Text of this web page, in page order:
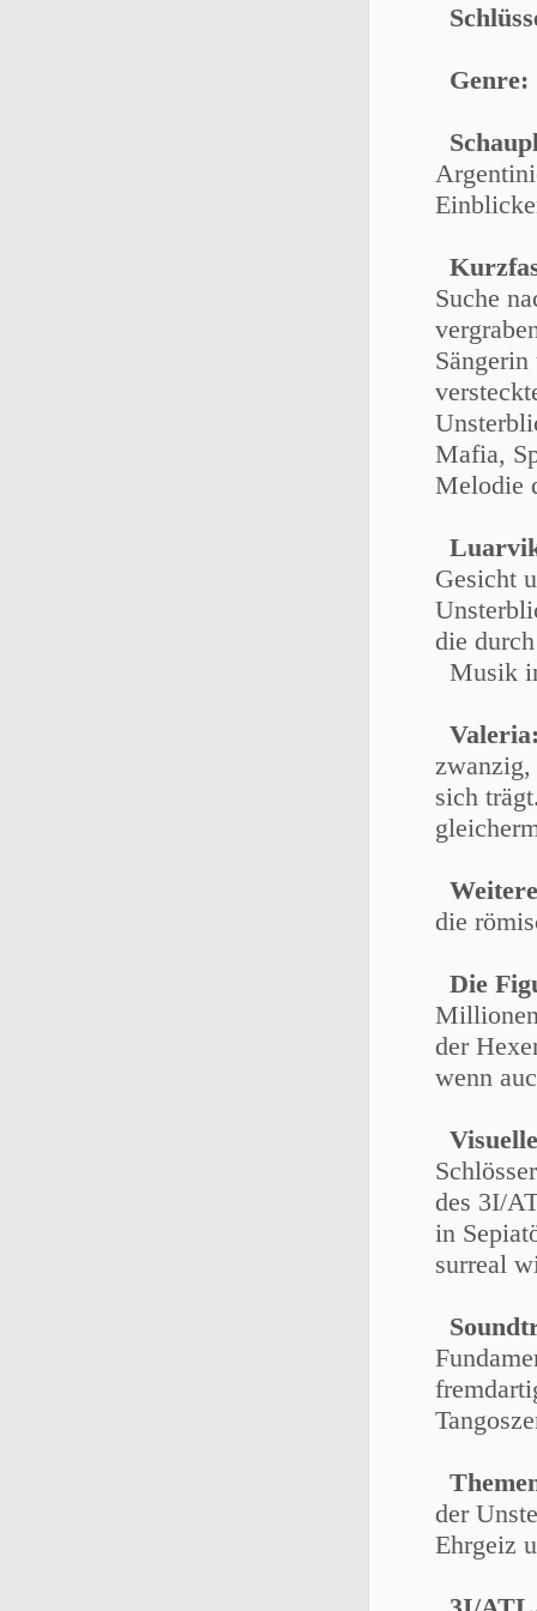
Genre:
Suche
Mafia,
Melodie
Gesicht
die
Musik
zwanzig,
sich
die
Die
der
wenn
des 3I/
in
surreal
der
Ehrgeiz